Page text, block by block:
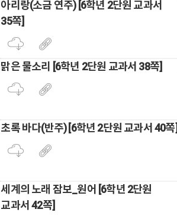
아리랑(소금 연주) [6학년 2단원 교과서
35쪽]
맑은 물소리 [6학년 2단원 교과서 38쪽]
초록 바다(반주) [6학년 2단원 교과서 40쪽]
세계의 노래 잠보_원어 [6학년 2단원
교과서 42쪽]